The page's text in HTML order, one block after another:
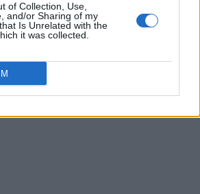
of Collection, Use,
and/or Sharing of my
Is Unrelated with the
it was collected.